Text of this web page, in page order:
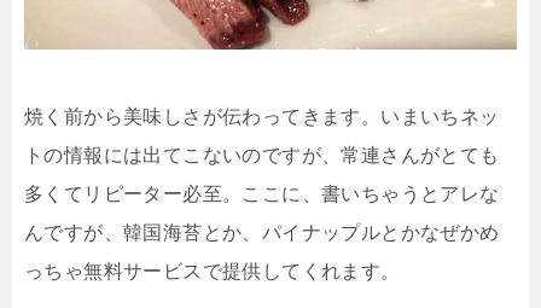
焼く前から美味しさが伝わってきます。いまいちネッ
トの情報には出てこないのですが、常連さんがとても
多くてリピーター必至。ここに、書いちゃうとアレな
んですが、韓国海苔とか、パイナップルとかなぜかめ
っちゃ無料サービスで提供してくれます。